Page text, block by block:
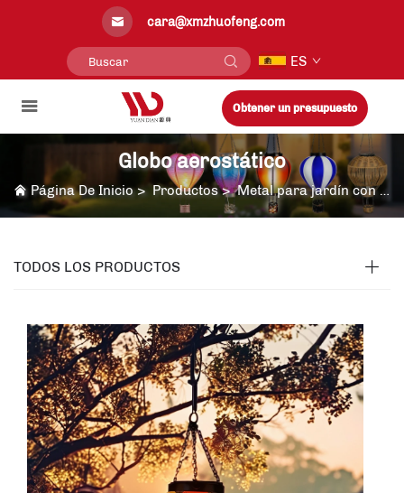
cara@xmzhuofeng.com
ES
Obtener un presupuesto
Globo aerostático
Página De Inicio> Productos>Metal para jardín con luz solar
TODOS LOS PRODUCTOS